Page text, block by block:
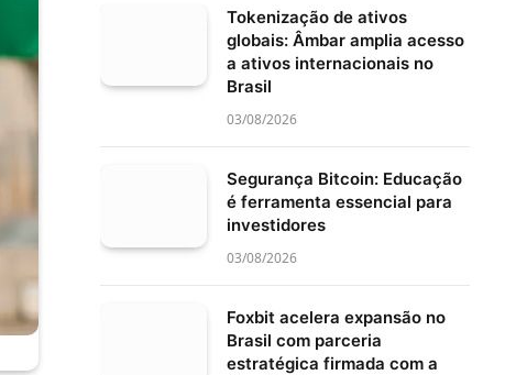
Tokenização de ativos
globais: Âmbar amplia acesso
a ativos internacionais no
Brasil
03/08/2026
Segurança Bitcoin: Educação
é ferramenta essencial para
investidores
03/08/2026
Foxbit acelera expansão no
Brasil com parceria
estratégica firmada com a